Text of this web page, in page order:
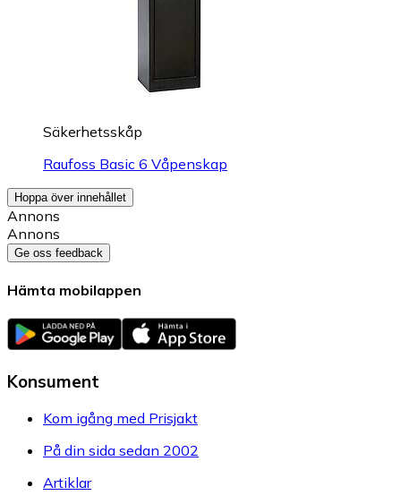
Säkerhetsskåp
Raufoss Basic 6 Våpenskap
Hoppa över innehållet
Annons
Annons
Ge oss feedback
Hämta mobilappen
Konsument
Kom igång med Prisjakt
På din sida sedan 2002
Artiklar